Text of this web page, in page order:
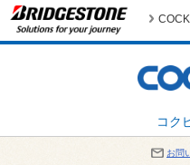
コク
お問